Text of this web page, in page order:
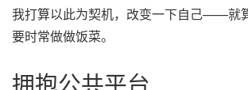
我打算以此为契机，改变一下自己——就
要时常做做饭菜。
拥抱公共平台